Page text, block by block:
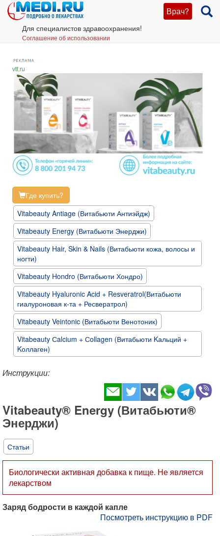
Врач?
Для специалистов здравоохранения!
Соглашение об использовании
vtf.ru
Где купить?
Vitabeauty Antiage (Витабьюти Антиэйдж)
Vitabeauty Energy (Витабьюти Энерджи)
Vitabeauty Hair, Skin & Nails (Витабьюти кожа, волосы и
ногти)
Vitabeauty Hondro (Витабьюти Хондро)
Vitabeauty Hyaluronic Acid + Resveratrol(Витабьюти
гиалуроновая к-та + Ресвератрол)
Vitabeauty Veintonic (Витабьюти Венотоник)
Vitabeauty Сalcium + Сollagen (Витабьюти Kальций +
Kоллаген)
Инструкции:
Vitabeauty® Energy (Витабьюти®
Энерджи)
Статьи
Биологически активная добавка к пище. Не является
лекарством
Заряд бодрости в каждой капле
Посмотреть инструкцию в PDF